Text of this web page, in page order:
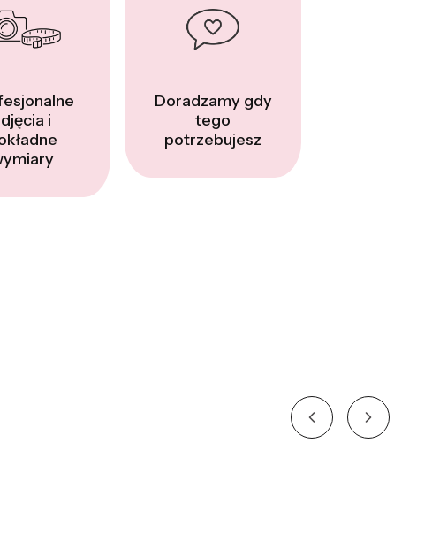
i
Doradzamy gdy
tego
potrzebujesz